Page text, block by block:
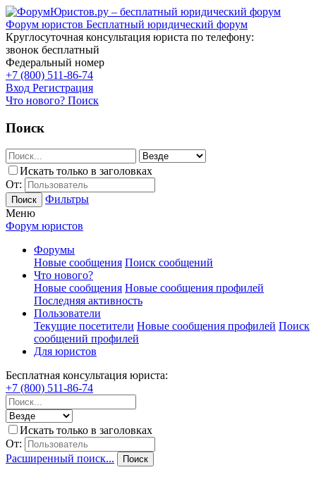
Форум юристов Бесплатный юридический форум
Круглосуточная консультация юриста по телефону:
звонок бесплатный
Федеральный номер
+7 (800) 511-86-74
Вход Регистрация
Что нового? Поиск
Поиск
Искать только в заголовках
От:
Поиск
Фильтры
Меню
Форум юристов
Форумы
Новые сообщения Поиск сообщений
Что нового?
Новые сообщения Новые сообщения профилей
Последняя активность
Пользователи
Текущие посетители Новые сообщения профилей Поиск
сообщений профилей
Для юристов
Бесплатная консультация юриста:
+7 (800) 511-86-74
Искать только в заголовках
От:
Расширенный поиск...
Поиск